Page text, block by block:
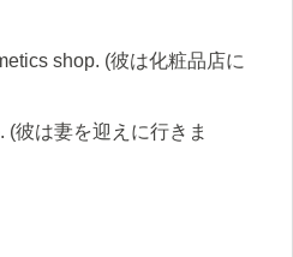
shop. (彼は化粧品店に
(彼は妻を迎えに行きま